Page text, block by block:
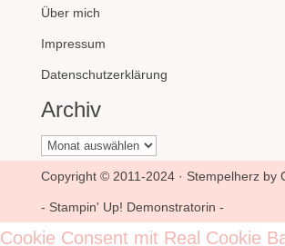
Über mich
Impressum
Datenschutzerklärung
Archiv
Archiv
Copyright © 2011-2024 · Stempelherz by
- Stampin' Up! Demonstratorin -
Cookie Consent mit Real Cookie